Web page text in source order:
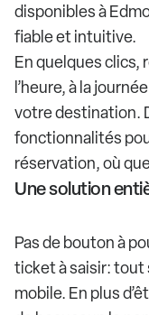
disponibles à
fiable et intuitive.
En quelques
l’heure, à la
votre destination.
fonctionnalités
réservation, où
Une solution
Pas de bouton à
ticket à saisir: tout
mobile. En plus